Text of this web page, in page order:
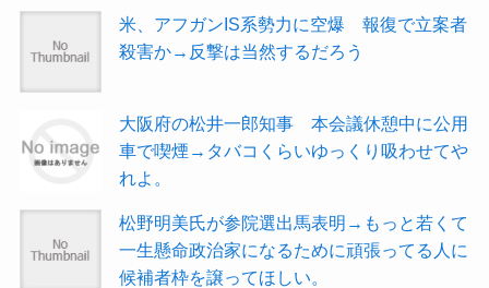
米、アフガンIS系勢力に空爆 報復で立案者
殺害か→反撃は当然するだろう
大阪府の松井一郎知事 本会議休憩中に公用
車で喫煙→タバコくらいゆっくり吸わせてや
れよ。
松野明美氏が参院選出馬表明→もっと若くて
一生懸命政治家になるために頑張ってる人に
候補者枠を譲ってほしい。